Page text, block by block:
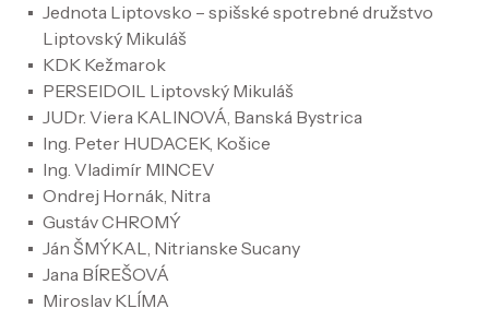
Jednota Liptovsko – spišské spotrebné družstvo
Liptovský Mikuláš
KDK Kežmarok
PERSEIDOIL Liptovský Mikuláš
JUDr. Viera KALINOVÁ, Banská Bystrica
Ing. Peter HUDACEK, Košice
Ing. Vladimír MINCEV
Ondrej Hornák, Nitra
Gustáv CHROMÝ
Ján ŠMÝKAL, Nitrianske Sucany
Jana BÍREŠOVÁ
Miroslav KLÍMA